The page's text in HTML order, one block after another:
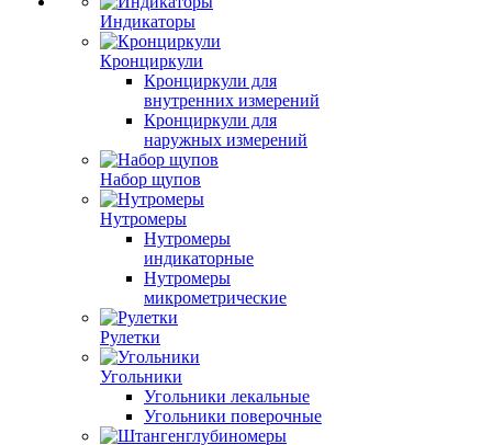
Индикаторы
Кронциркули
Кронциркули для
внутренних измерений
Кронциркули для
наружных измерений
Набор щупов
Нутромеры
Нутромеры
индикаторные
Нутромеры
микрометрические
Рулетки
Угольники
Угольники лекальные
Угольники поверочные